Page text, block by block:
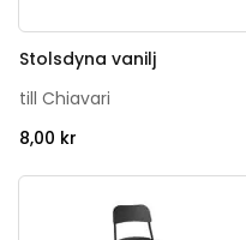
Stolsdyna vanilj
till Chiavari
8,00 kr